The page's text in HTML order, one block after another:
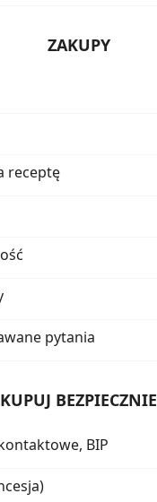
ZAKUPY
receptę
pytania
KUPUJ BEZPIECZNIE
BIP